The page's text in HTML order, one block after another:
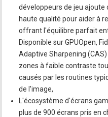
développeurs de jeu
haute qualité pour aider à
offrant l'équilibre parfait
Disponible sur GPUOpen,
Adaptive Sharpening
zones à faible contraste
causés par les routines
de l'image,
L'écosystème d'écrans
plus de 900 écrans pris en